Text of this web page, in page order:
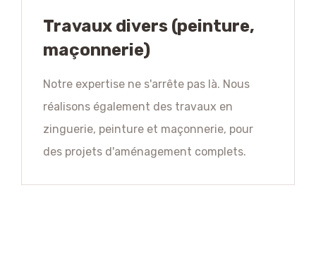
Travaux divers (peinture,
maçonnerie)
Notre expertise ne s'arrête pas là. Nous
réalisons également des travaux en
zinguerie, peinture et maçonnerie, pour
des projets d'aménagement complets.